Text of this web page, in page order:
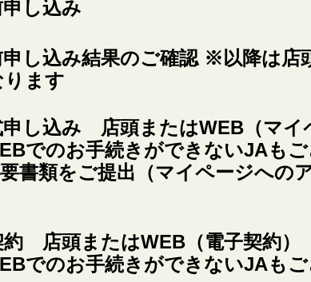
し込み
し込み結果のご確認 ※以降は店
ります
申し込み 店頭またはWEB（マイ
でのお手続きができないJAも
書類をご提出（マイページへの
約 店頭またはWEB（電子契約）
でのお手続きができないJAも